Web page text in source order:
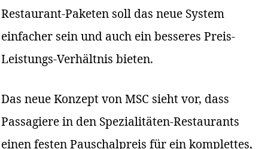
Restaurant-Paketen soll das neue System
einfacher sein und auch ein besseres Preis-
Leistungs-Verhältnis bieten.
Das neue Konzept von MSC sieht vor, dass
Passagiere in den Spezialitäten-Restaurants
einen festen Pauschalpreis für ein komplettes,